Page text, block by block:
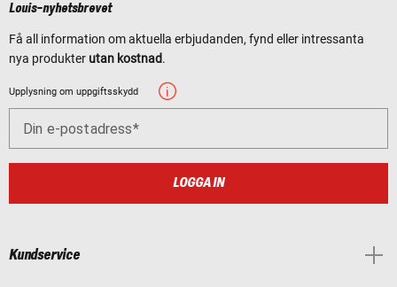
Louis-nyhetsbrevet
Få all information om aktuella erbjudanden, fynd eller intressanta
nya produkter utan kostnad.
Upplysning om uppgiftsskydd
Din e-postadress
LOGGA IN
Kundservice